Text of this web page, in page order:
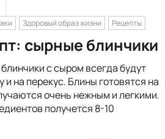
Здоровый образ жизни Рецепты
сырные блинчики
с сыром всегда будут
и на перекус. Блины готовятся на
очень нежным и легкими.
получется 8-10